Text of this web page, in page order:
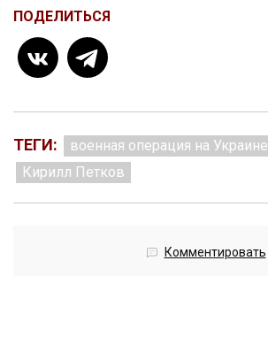
ПОДЕЛИТЬСЯ
ТЕГИ:
военная операция на Украине
Кирилл Петков
Комментировать